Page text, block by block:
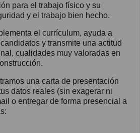
para el trabajo físico y su
y el trabajo bien hecho.
el currículum, ayuda a
y transmite una actitud
cualidades muy valoradas en
una carta de presentación
datos reales (sin exagerar ni
o entregar de forma presencial a